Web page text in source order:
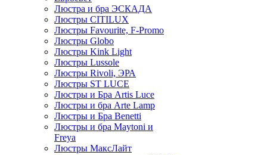
Люстра и бра ЭСКАДА
Люстры CITILUX
Люстры Favourite, F-Promo
Люстры Globo
Люстры Kink Light
Люстры Lussole
Люстры Rivoli, ЭРА
Люстры ST LUCE
Люстры и Бра Artis Luce
Люстры и бра Arte Lamp
Люстры и Бра Benetti
Люстры и бра Maytoni и
Freya
Люстры МаксЛайт